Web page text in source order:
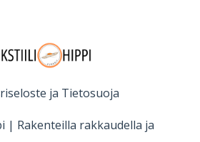
ja Tietosuoja
| Rakenteilla rakkaudella ja